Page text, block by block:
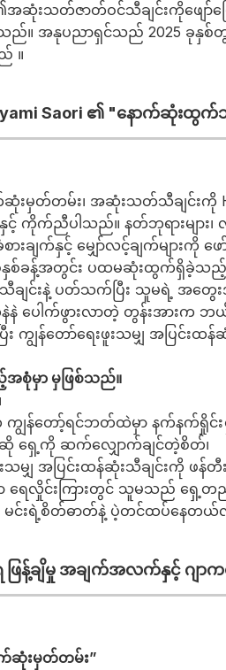
ဆုံးသတ်ဇာတ်ဝင်သီချင်းကိုဖျ
ည်။ အနုပညာရှင်သည် 2025 ခုနှစ်
။
Saori ၏ "နောက်ဆုံးထွ
မှတ်တမ်း၊ အဆုံးသတ်သီချင်းကို
င့် ကိုက်ညီပါသည်။ နတ်ဘုရားမျာ
ားချက်နှင့် မျှော်လင့်ချက်များ
နှစ်ခန့်အတွင်း ပထမဆုံးထွက်ရှိခဲ့သည့်
င်သီချင်းနဲ့ ပတ်သက်ပြီး သူမရဲ့ အ
နဲ ပေါက်ဖွားလာတဲ့ တွန်းအားက
ကျွန်တော်ရေးဖူးသမျှ အပြင်းထ
အစုံမှာ မှဖြစ်သည်။
န်တော့်ရင်ဘတ်ထဲမှာ နက်နက်ရှိုင်း
ရှေ့ကို ဆက်လျှောက်ချင်တဲ့စိတ်၊
သမျှ အပြင်းထန်ဆုံးသီချင်းကို ဖန်
ာ ရေလှိုင်းကြားတွင် သူမသည် ရှ
မင်းရဲ့စိတ်ဓာတ်နဲ့ ပဲ့တင်ထပ်နေတယ်
ြန့်ချိမှု အချက်အလက်နှင့် ဂျ
ဆုံးမှတ်တမ်း”